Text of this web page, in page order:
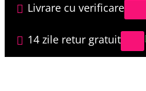
Livrare cu verificare
14 zile retur gratuit